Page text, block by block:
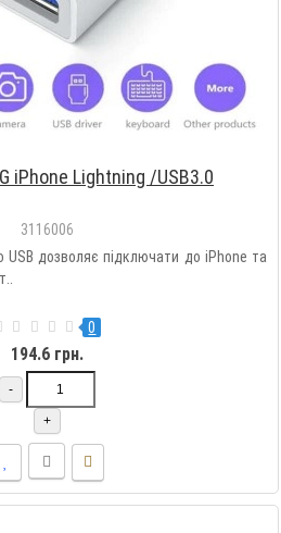
iPhone Lightning /USB3.0
3116006
дозволяє підключати до iPhone та
0
194.6 грн.
-
+